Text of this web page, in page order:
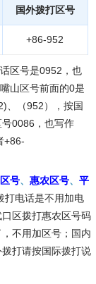
国外拨打区号
+86-952
区号是0952，也
山区号前面的0是
、（952），按国
0086，也写作
+86-
号、 惠农区号、 平
打电话是不用加电
区拨打惠农区号码
不用加区号；国内
打请按国际拨打说